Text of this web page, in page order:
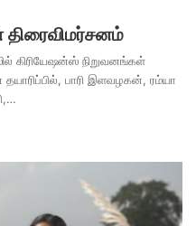
கிரியேஷன்ஸ் நிறுவனங்கள்
பாரி இளவழகன், ரம்யா